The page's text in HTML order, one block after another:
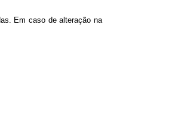
Em caso de alteração na